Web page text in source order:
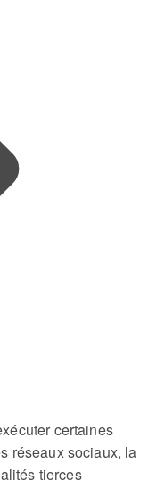
certaines
réseaux sociaux, la
tierces